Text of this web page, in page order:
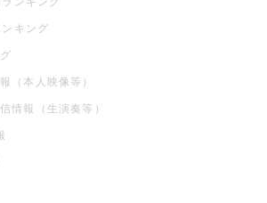
キング
（本人映像等）
情報（生演奏等）